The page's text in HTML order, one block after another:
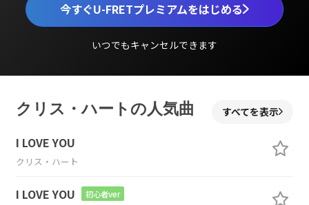
今すぐU-FRETプレミアムをはじめる
いつでもキャンセルできます
クリス・ハートの人気曲 すべてを表示
I LOVE YOU
クリス・ハート
I LOVE YOU 初心者ver